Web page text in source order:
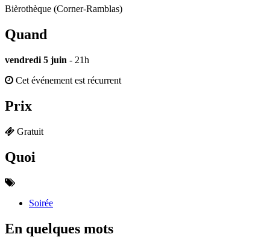
Bièrothèque (Corner-Ramblas)
Quand
vendredi 5 juin - 21h
Cet événement est récurrent
Prix
Gratuit
Quoi
Soirée
En quelques mots